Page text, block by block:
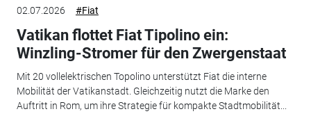
02.07.2026 #Fiat
Vatikan flottet Fiat Tipolino ein:
Winzling-Stromer für den Zwergenstaat
Mit 20 vollelektrischen Topolino unterstützt Fiat die interne
Mobilität der Vatikanstadt. Gleichzeitig nutzt die Marke den
Auftritt in Rom, um ihre Strategie für kompakte Stadtmobilität...